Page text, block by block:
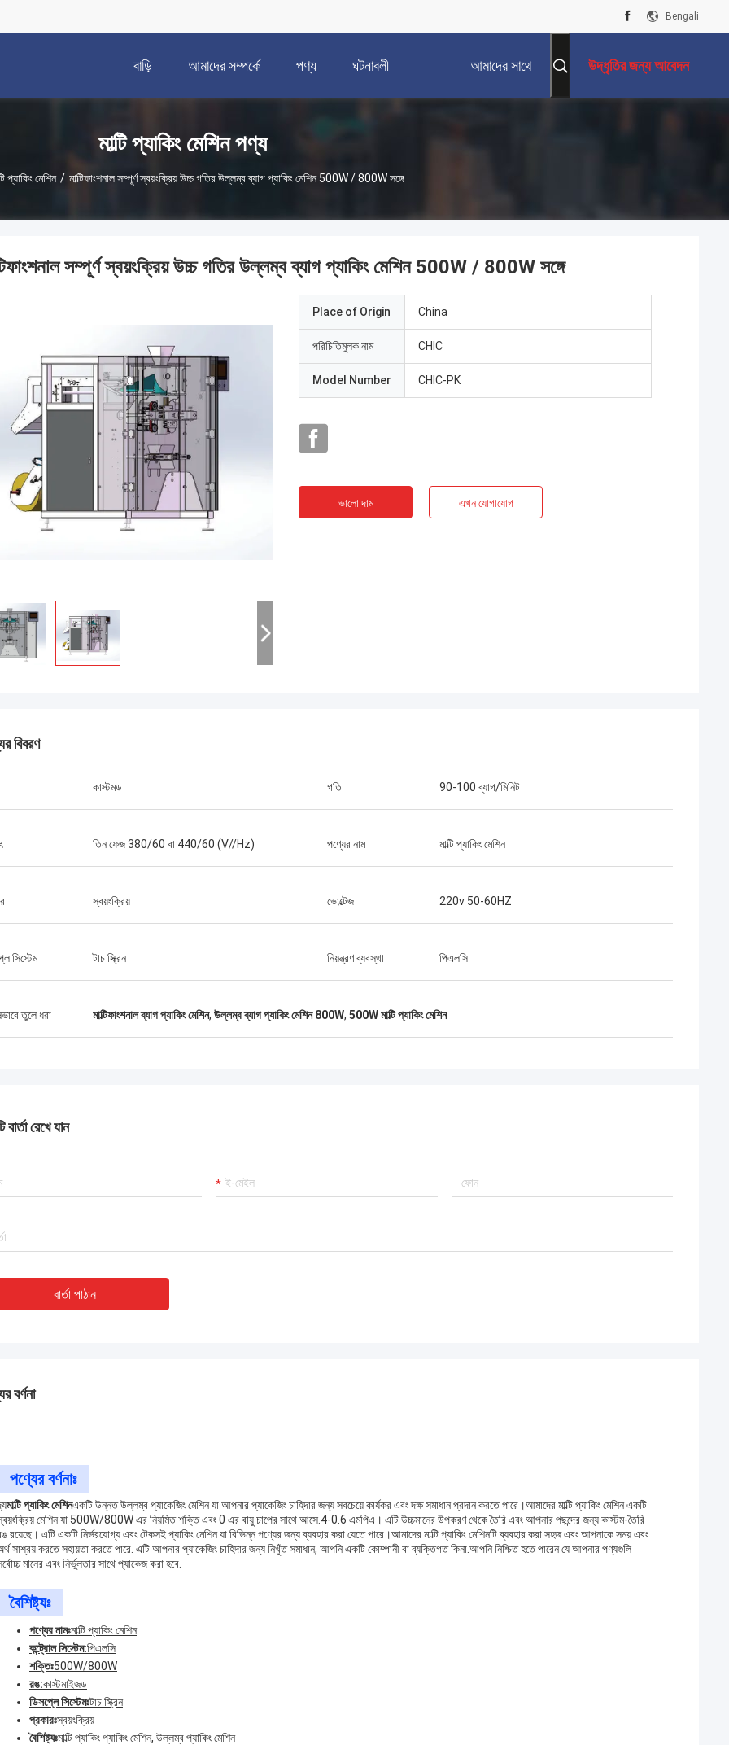
Bengali
বাড়ি আমাদের সম্পর্কে পণ্য ঘটনাবলী আমাদের সাথে উদ্ধৃতির জন্য আবেদন
মাল্টি প্যাকিং মেশিন পণ্য
প্যাকিং মেশিন / মাল্টিফাংশনাল সম্পূর্ণ স্বয়ংক্রিয় উচ্চ গতির উল্লম্ব ব্যাগ প্যাকিং মেশিন 500W / 800W সঙ্গে
জনাব আইজ্যাক আসারে
সম্পূর্ণ স্বয়ংক্রিয় উচ্চ গতির উল্লম্ব ব্যাগ প্যাকিং মেশিন 500W / 800W সঙ্গে
Place of Origin China
পরিচিতিমুলক নাম CHIC
Model Number CHIC-PK
ভালো দাম এখন যোগাযোগ
বিবরণ
কাস্টমড গতি 90-100 ব্যাগ/মিনিট
তিন ফেজ 380/60 বা 440/60 (V//Hz) পণ্যের নাম মাল্টি প্যাকিং মেশিন
স্বয়ংক্রিয় ভোল্টেজ 220v 50-60HZ
সিস্টেম টাচ স্ক্রিন নিয়ন্ত্রণ ব্যবস্থা পিএলসি
তুলে ধরা মাল্টিফাংশনাল ব্যাগ প্যাকিং মেশিন, উল্লম্ব ব্যাগ প্যাকিং মেশিন 800W, 500W মাল্টি প্যাকিং মেশিন
বার্তা রেখে যান
বার্তা পাঠান
বর্ণনা
পণ্যের বর্ণনাঃ
মাল্টি প্যাকিং মেশিনএকটি উন্নত উল্লম্ব প্যাকেজিং মেশিন যা আপনার প্যাকেজিং চাহিদার জন্য সবচেয়ে কার্যকর এবং দক্ষ সমাধান প্রদান করতে পারে।আমাদের মাল্টি প্যাকিং মেশিন একটি
মেশিন যা 500W/800W এর নিয়মিত শক্তি এবং 0 এর বায়ু চাপের সাথে আসে.4-0.6 এমপিএ। এটি উচ্চমানের উপকরণ থেকে তৈরি এবং আপনার পছন্দের জন্য কাস্টম-তৈরি
রয়েছে। এটি একটি নির্ভরযোগ্য এবং টেকসই প্যাকিং মেশিন যা বিভিন্ন পণ্যের জন্য ব্যবহার করা যেতে পারে।আমাদের মাল্টি প্যাকিং মেশিনটি ব্যবহার করা সহজ এবং আপনাকে সময় এবং
সাশ্রয় করতে সহায়তা করতে পারে. এটি আপনার প্যাকেজিং চাহিদার জন্য নিখুঁত সমাধান, আপনি একটি কোম্পানী বা ব্যক্তিগত কিনা.আপনি নিশ্চিত হতে পারেন যে আপনার পণ্যগুলি
মানের এবং নির্ভুলতার সাথে প্যাকেজ করা হবে.
বৈশিষ্ট্যঃ
পণ্যের নামঃমাল্টি প্যাকিং মেশিন
কন্ট্রোল সিস্টেম:পিএলসি
শক্তিঃ500W/800W
রঙ:কাস্টমাইজড
ডিসপ্লে সিস্টেমঃটাচ স্ক্রিন
প্রকারঃস্বয়ংক্রিয়
বৈশিষ্ট্যঃমাল্টি প্যাকিং প্যাকিং মেশিন, উল্লম্ব প্যাকিং মেশিন